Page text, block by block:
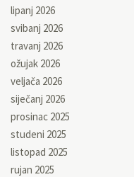
lipanj 2026
svibanj 2026
travanj 2026
ožujak 2026
veljača 2026
siječanj 2026
prosinac 2025
studeni 2025
listopad 2025
rujan 2025